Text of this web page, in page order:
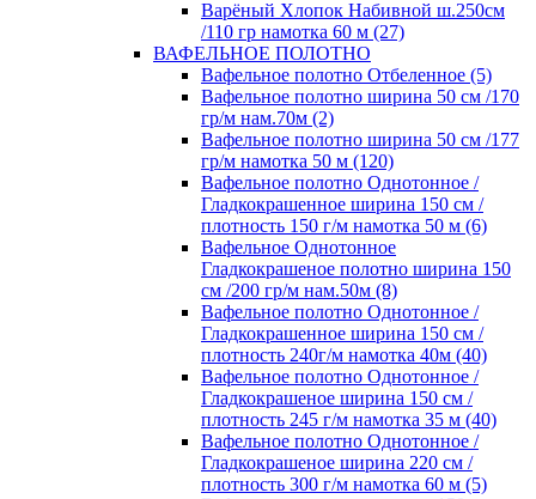
Варёный Хлопок Набивной ш.250см
/110 гр намотка 60 м (27)
ВАФЕЛЬНОЕ ПОЛОТНО
Вафельное полотно Отбеленное (5)
Вафельное полотно ширина 50 см /170
гр/м нам.70м (2)
Вафельное полотно ширина 50 см /177
гр/м намотка 50 м (120)
Вафельное полотно Однотонное /
Гладкокрашенное ширина 150 см /
плотность 150 г/м намотка 50 м (6)
Вафельное Однотонное
Гладкокрашеное полотно ширина 150
см /200 гр/м нам.50м (8)
Вафельное полотно Однотонное /
Гладкокрашенное ширина 150 см /
плотность 240г/м намотка 40м (40)
Вафельное полотно Однотонное /
Гладкокрашеное ширина 150 см /
плотность 245 г/м намотка 35 м (40)
Вафельное полотно Однотонное /
Гладкокрашеное ширина 220 см /
плотность 300 г/м намотка 60 м (5)